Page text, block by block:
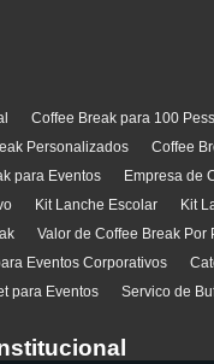
Coffee Break para 100
Personalizados Coffee
para Eventos Empresa de
Kit Lanche Escolar Kit
Valor de Coffee Break Por
Eventos Corporativos
para Eventos Servico de